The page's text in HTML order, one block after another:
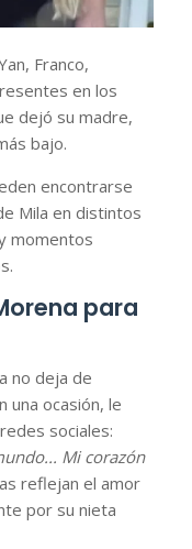
Franco,
en los
dejó su madre,
bajo.
encontrarse
Mila en distintos
momentos
para
no deja de
una ocasión, le
sociales:
Mi corazón
reflejan el amor
por su nieta